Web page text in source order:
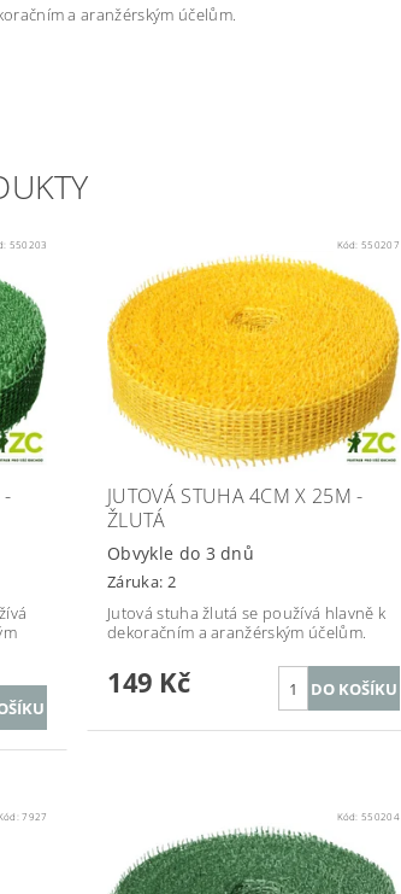
a aranžérským účelům.
550203
-
Kód:550207
JUTOVÁ STUHA 4CM X 25M -
ŽLUTÁ
Obvykle do 3 dnů
Záruka: 2
Jutová stuha žlutá se používá hlavně k
dekoračním a aranžérským účelům.
149 Kč
7927 Kód:550204